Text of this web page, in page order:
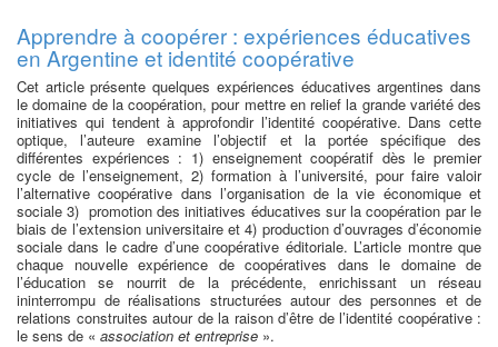
Apprendre à coopérer : expériences éducatives
en Argentine et identité coopérative
Cet article présente quelques expériences éducatives argentines dans
le domaine de la coopération, pour mettre en relief la grande variété des
initiatives qui tendent à approfondir l’identité coopérative. Dans cette
optique, l’auteure examine l’objectif et la portée spécifique des
différentes expériences : 1) enseignement coopératif dès le premier
cycle de l’enseignement, 2) formation à l’université, pour faire valoir
l’alternative coopérative dans l’organisation de la vie économique et
sociale 3) promotion des initiatives éducatives sur la coopération par le
biais de l’extension universitaire et 4) production d’ouvrages d’économie
sociale dans le cadre d’une coopérative éditoriale. L’article montre que
chaque nouvelle expérience de coopératives dans le domaine de
l’éducation se nourrit de la précédente, enrichissant un réseau
ininterrompu de réalisations structurées autour des personnes et de
relations construites autour de la raison d’être de l’identité coopérative :
le sens de « association et entreprise ».